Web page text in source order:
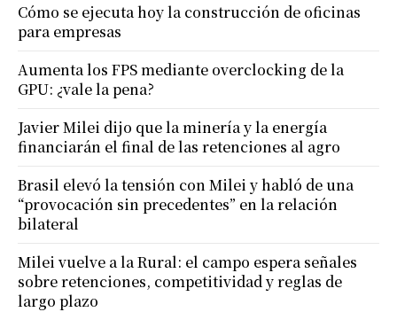
Cómo se ejecuta hoy la construcción de oficinas
para empresas
Aumenta los FPS mediante overclocking de la
GPU: ¿vale la pena?
Javier Milei dijo que la minería y la energía
financiarán el final de las retenciones al agro
Brasil elevó la tensión con Milei y habló de una
“provocación sin precedentes” en la relación
bilateral
Milei vuelve a la Rural: el campo espera señales
sobre retenciones, competitividad y reglas de
largo plazo